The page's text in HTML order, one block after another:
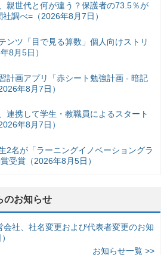
親世代と何が違う？保護者の73.5％が
調べ=（2026年8月7日）
ンツ「目で見る算数」個人向けストリ
8月5日）
計画アプリ「赤シート勉強計画 - 暗記
年8月7日）
連携して学生・教職員によるスタート
年8月7日）
2名が「ラーニングイノベーショングラ
受賞（2026年8月5日）
のお知らせ
会社、社名変更および代表者変更のお知
お知らせ一覧 >>